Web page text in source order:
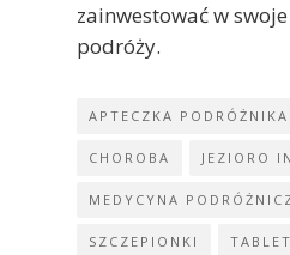
zainwestować w
podróży.
APTECZKA PODRÓŻNIKA
CHOROBA JEZIORO
MEDYCYNA
SZCZEPIONKI